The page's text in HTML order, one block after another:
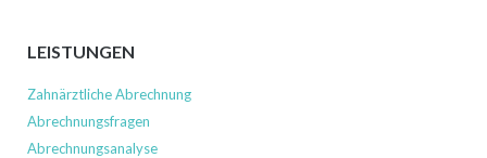
LEISTUNGEN
Zahnärztliche Abrechnung
Abrechnungsfragen
Abrechnungsanalyse